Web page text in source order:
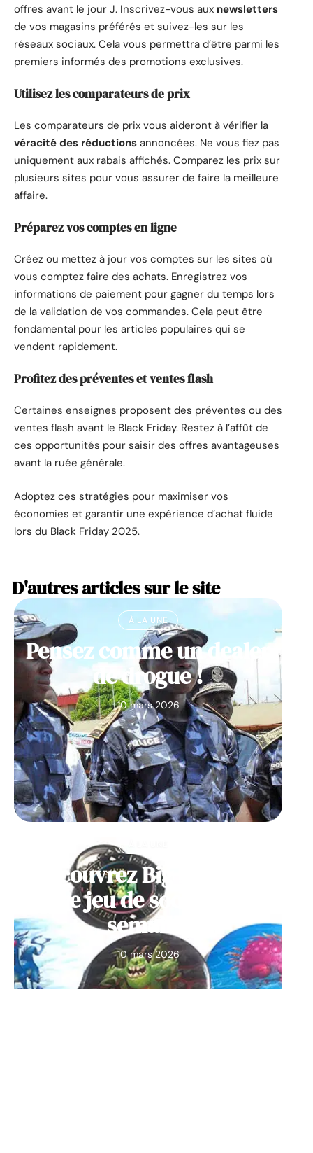
offres avant le jour J. Inscrivez-vous aux newsletters
de vos magasins préférés et suivez-les sur les
réseaux sociaux. Cela vous permettra d’être parmi les
premiers informés des promotions exclusives.
Utilisez les comparateurs de prix
Les comparateurs de prix vous aideront à vérifier la
véracité des réductions annoncées. Ne vous fiez pas
uniquement aux rabais affichés. Comparez les prix sur
plusieurs sites pour vous assurer de faire la meilleure
affaire.
Préparez vos comptes en ligne
Créez ou mettez à jour vos comptes sur les sites où
vous comptez faire des achats. Enregistrez vos
informations de paiement pour gagner du temps lors
de la validation de vos commandes. Cela peut être
fondamental pour les articles populaires qui se
vendent rapidement.
Profitez des préventes et ventes flash
Certaines enseignes proposent des préventes ou des
ventes flash avant le Black Friday. Restez à l’affût de
ces opportunités pour saisir des offres avantageuses
avant la ruée générale.
Adoptez ces stratégies pour maximiser vos
économies et garantir une expérience d’achat fluide
lors du Black Friday 2025.
D'autres articles sur le site
À LA UNE
Pensez comme un dealer
de drogue !
10 mars 2026
Découvrez Big Monster,
notre jeu de société de la
semaine
10 mars 2026